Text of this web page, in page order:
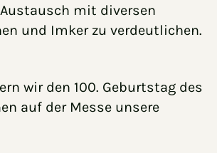
mit diversen
und Imker zu verdeutlichen.
wir den 100. Geburtstag des
auf der Messe unsere